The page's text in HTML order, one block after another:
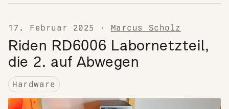
17. Februar 2025 · Marcus Scholz
Riden RD6006 Labornetzteil,
die 2. auf Abwegen
Hardware